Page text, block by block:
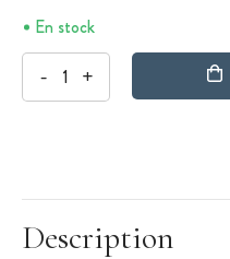
En stock
- +
Description